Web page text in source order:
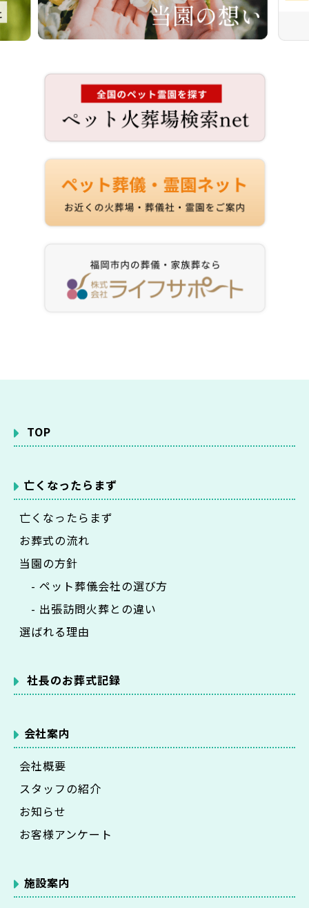
TOP
亡くなったらまず
亡くなったらまず
お葬式の流れ
当園の方針
- ペット葬儀会社の選び方
- 出張訪問火葬との違い
選ばれる理由
社長のお葬式記録
会社案内
会社概要
スタッフの紹介
お知らせ
お客様アンケート
施設案内